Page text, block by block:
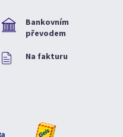
Bankovním
převodem
Na fakturu